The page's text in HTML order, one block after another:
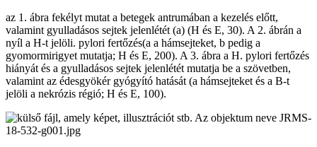
az 1. ábra fekélyt mutat a betegek antrumában a kezelés előtt,
valamint gyulladásos sejtek jelenlétét (a) (H és E, 30). A 2. ábrán a
nyíl a H-t jelöli. pylori fertőzés(a a hámsejteket, b pedig a
gyomormirigyet mutatja; H és E, 200). A 3. ábra a H. pylori fertőzés
hiányát és a gyulladásos sejtek jelenlétét mutatja be a szövetben,
valamint az édesgyökér gyógyító hatását (a hámsejteket és a B-t
jelöli a nekrózis régió; H és E, 100).